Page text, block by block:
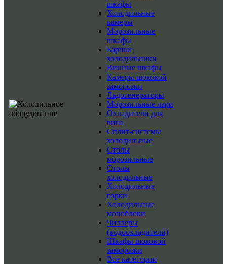
шкафы
Холодильные
камеры
Морозильные
шкафы
Барные
холодильники
Винные шкафы
Камеры шоковой
заморозки
Льдогенераторы
Морозильные лари
Охладители для
вина
Сплит-системы
холодильные
Столы
морозильные
Столы
холодильные
Холодильные
горки
Холодильные
моноблоки
Чиллеры
(водоохладители)
Шкафы шоковой
заморозки
Все категории